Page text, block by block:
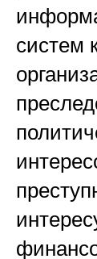
систем